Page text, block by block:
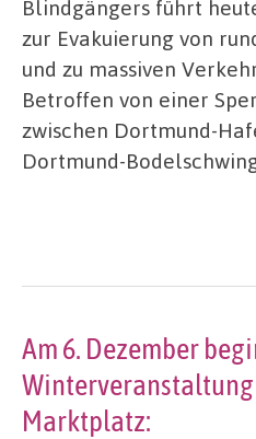
Blindgängers führt
zur Evakuierung von
und zu massiven
Betroffen von einer
zwischen Dortmund-
Dortmund-
Am 6. Dezember
Marktplatz: